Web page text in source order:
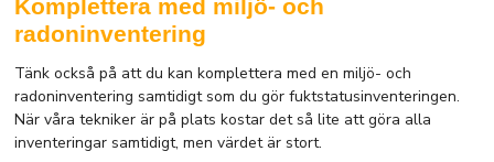
Komplettera med miljö- och
radoninventering
Tänk också på att du kan komplettera med en miljö- och
radoninventering samtidigt som du gör fuktstatusinventeringen.
När våra tekniker är på plats kostar det så lite att göra alla
inventeringar samtidigt, men värdet är stort.